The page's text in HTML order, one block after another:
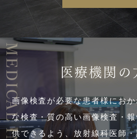
医療機関の
画像検査が必要な患者様にお
な検査・質の高い画像検査・
供できるよう、放射線科医師・